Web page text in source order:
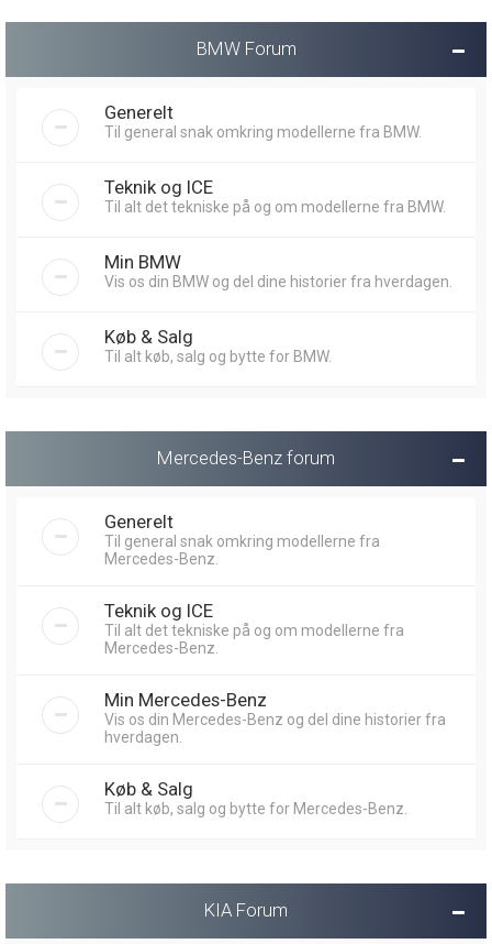
BMW Forum
Generelt
Til general snak omkring modellerne fra BMW.
Teknik og ICE
Til alt det tekniske på og om modellerne fra BMW.
Min BMW
Vis os din BMW og del dine historier fra hverdagen.
Køb & Salg
Til alt køb, salg og bytte for BMW.
Mercedes-Benz forum
Generelt
Til general snak omkring modellerne fra
Mercedes-Benz.
Teknik og ICE
Til alt det tekniske på og om modellerne fra
Mercedes-Benz.
Min Mercedes-Benz
Vis os din Mercedes-Benz og del dine historier fra
hverdagen.
Køb & Salg
Til alt køb, salg og bytte for Mercedes-Benz.
KIA Forum